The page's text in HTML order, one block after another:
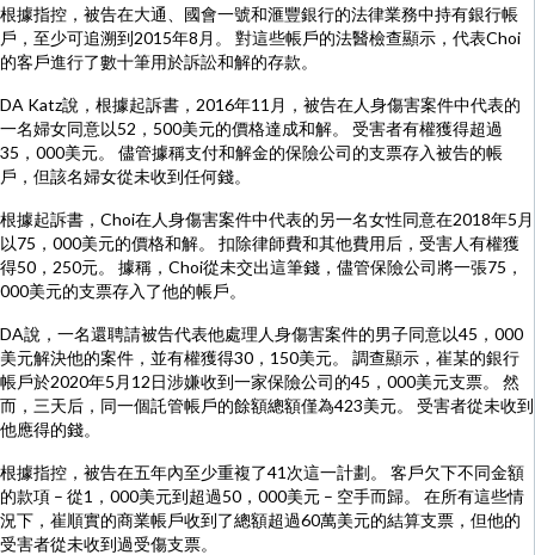
根據指控，被告在大通、國會一號和滙豐銀行的法律業務中持有銀行帳
戶，至少可追溯到2015年8月。 對這些帳戶的法醫檢查顯示，代表Choi
的客戶進行了數十筆用於訴訟和解的存款。
DA Katz說，根據起訴書，2016年11月，被告在人身傷害案件中代表的
一名婦女同意以52，500美元的價格達成和解。 受害者有權獲得超過
35，000美元。 儘管據稱支付和解金的保險公司的支票存入被告的帳
戶，但該名婦女從未收到任何錢。
根據起訴書，Choi在人身傷害案件中代表的另一名女性同意在2018年5月
以75，000美元的價格和解。 扣除律師費和其他費用后，受害人有權獲
得50，250元。 據稱，Choi從未交出這筆錢，儘管保險公司將一張75，
000美元的支票存入了他的帳戶。
DA說，一名還聘請被告代表他處理人身傷害案件的男子同意以45，000
美元解決他的案件，並有權獲得30，150美元。 調查顯示，崔某的銀行
帳戶於2020年5月12日涉嫌收到一家保險公司的45，000美元支票。 然
而，三天后，同一個託管帳戶的餘額總額僅為423美元。 受害者從未收到
他應得的錢。
根據指控，被告在五年內至少重複了41次這一計劃。 客戶欠下不同金額
的款項 – 從1，000美元到超過50，000美元 – 空手而歸。 在所有這些情
況下，崔順實的商業帳戶收到了總額超過60萬美元的結算支票，但他的
受害者從未收到過受傷支票。